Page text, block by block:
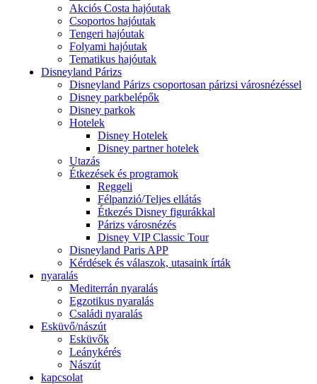
Akciós Costa hajóutak
Csoportos hajóutak
Tengeri hajóutak
Folyami hajóutak
Tematikus hajóutak
Disneyland Párizs
Disneyland Párizs csoportosan párizsi városnézéssel
Disney parkbelépők
Disney parkok
Hotelek
Disney Hotelek
Disney partner hotelek
Utazás
Étkezések és programok
Reggeli
Félpanzió/Teljes ellátás
Étkezés Disney figurákkal
Párizs városnézés
Disney VIP Classic Tour
Disneyland Paris APP
Kérdések és válaszok, utasaink írták
nyaralás
Mediterrán nyaralás
Egzotikus nyaralás
Családi nyaralás
Esküvő/nászút
Esküvők
Leánykérés
Nászút
kapcsolat